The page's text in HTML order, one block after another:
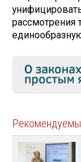
рассмотрения